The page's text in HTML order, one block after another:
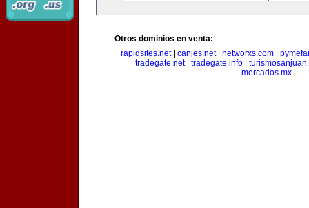
Otros dominios en venta:
rapidsites.net| canjes.net| networxs.com|
tradegate.net| tradegate.info
mercados.mx|